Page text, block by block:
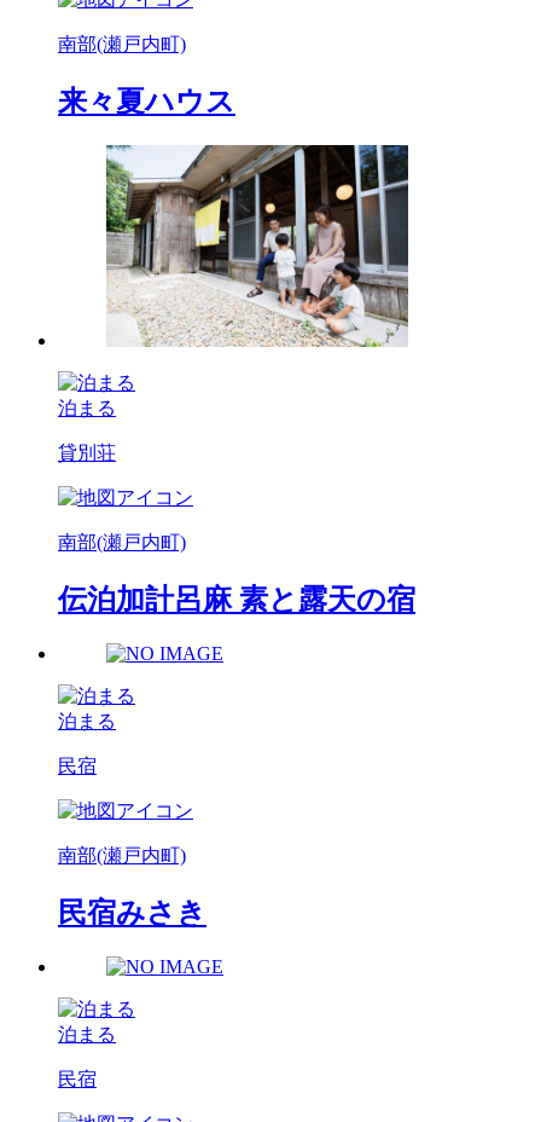
南部(瀬戸内町)
来々夏ハウス
泊まる
貸別荘
南部(瀬戸内町)
伝泊加計呂麻 素と露天の宿
泊まる
民宿
南部(瀬戸内町)
民宿みさき
泊まる
民宿